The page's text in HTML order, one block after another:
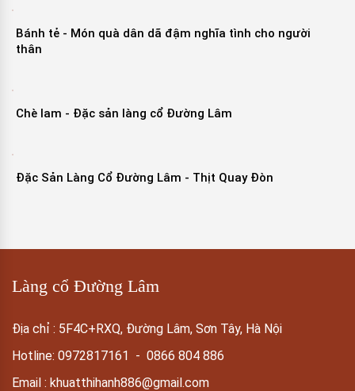
Bánh tẻ - Món quà dân dã đậm nghĩa tình cho người
thân
Chè lam - Đặc sản làng cổ Đường Lâm
Đặc Sản Làng Cổ Đường Lâm - Thịt Quay Đòn
Làng cổ Đường Lâm
Địa chỉ : 5F4C+RXQ, Đường Lâm, Sơn Tây, Hà Nội
Hotline: 0972817161 - 0866 804 886
Email : khuatthihanh886@gmail.com